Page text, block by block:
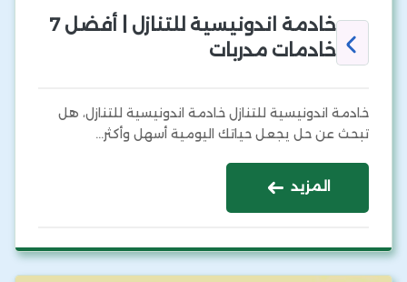
خادمة اندونيسية للتنازل | أفضل 7
خادمات مدربات
خادمة اندونيسية للتنازل خادمة اندونيسية للتنازل، هل
تبحث عن حل يجعل حياتك اليومية أسهل وأكثر…
المزيد